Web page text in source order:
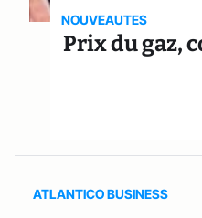
NOUVEAUTES
Prix du gaz,
ATLANTICO BUSINESS